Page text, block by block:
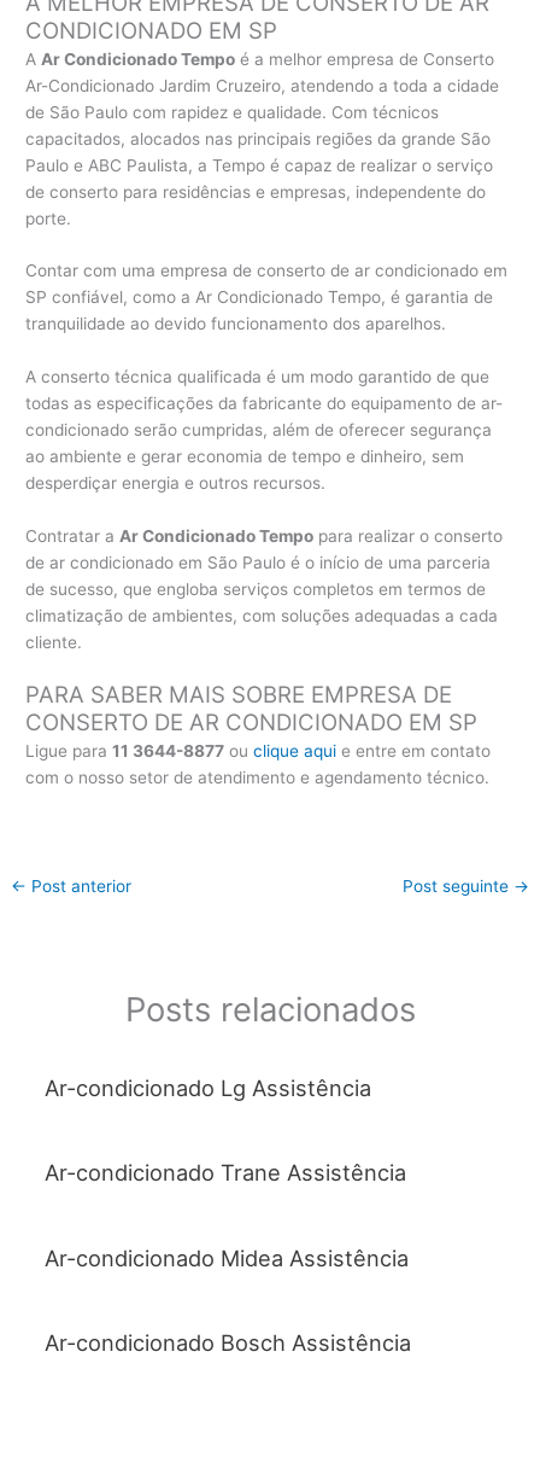
CONDICIONADO EM SP
A Ar Condicionado Tempo é a melhor empresa de Conserto
Ar-Condicionado Jardim Cruzeiro, atendendo a toda a cidade
de São Paulo com rapidez e qualidade. Com técnicos
capacitados, alocados nas principais regiões da grande São
Paulo e ABC Paulista, a Tempo é capaz de realizar o serviço
de conserto para residências e empresas, independente do
porte.
Contar com uma empresa de conserto de ar condicionado em
SP confiável, como a Ar Condicionado Tempo, é garantia de
tranquilidade ao devido funcionamento dos aparelhos.
A conserto técnica qualificada é um modo garantido de que
todas as especificações da fabricante do equipamento de ar-
condicionado serão cumpridas, além de oferecer segurança
ao ambiente e gerar economia de tempo e dinheiro, sem
desperdiçar energia e outros recursos.
Contratar a Ar Condicionado Tempo para realizar o conserto
de ar condicionado em São Paulo é o início de uma parceria
de sucesso, que engloba serviços completos em termos de
climatização de ambientes, com soluções adequadas a cada
cliente.
PARA SABER MAIS SOBRE EMPRESA DE
CONSERTO DE AR CONDICIONADO EM SP
Ligue para11 3644-8877 ouclique aqui e entre em contato
com o nosso setor de atendimento e agendamento técnico.
← Post anterior Post seguinte →
Posts relacionados
Ar-condicionado Lg Assistência
Ar-condicionado Trane Assistência
Ar-condicionado Midea Assistência
Ar-condicionado Bosch Assistência